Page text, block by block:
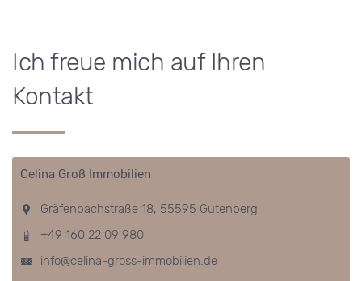
Ich freue mich auf Ihren
Kontakt
Celina Groß Immobilien
Gräfenbachstraße 18, 55595 Gutenberg
+49 160 22 09 980
info@celina-gross-immobilien.de